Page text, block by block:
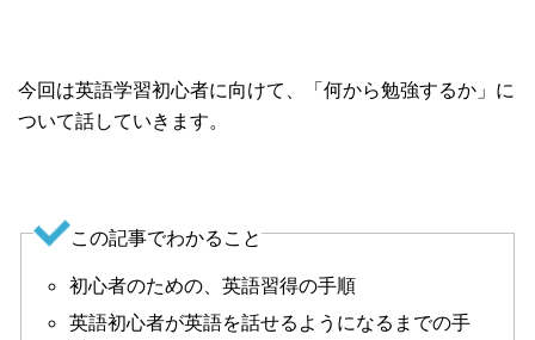
今回は英語学習初心者に向けて、「何から勉強するか」に
ついて話していきます。
この記事でわかること
初心者のための、英語習得の手順
英語初心者が英語を話せるようになるまでの手